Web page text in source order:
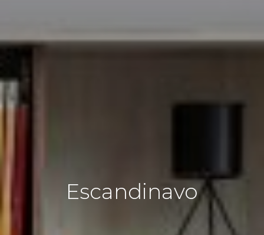
Escandinavo